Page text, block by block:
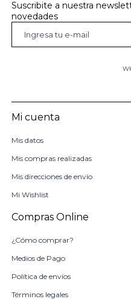
Suscribite a nuestra
novedades
Mi cuenta
Mis datos
Mis compras realizadas
Mis direcciones de envío
Mi Wishlist
Compras Online
¿Cómo comprar?
Medios de Pago
Política de envíos
Términos legales